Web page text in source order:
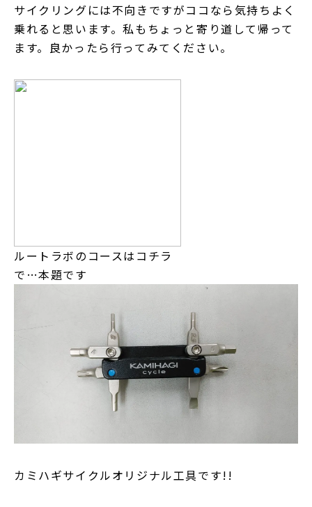
サイクリングには不向きですがココなら気持ちよく
乗れると思います。私もちょっと寄り道して帰って
ます。良かったら行ってみてください。
ルートラボのコースは コチラ
で…本題です
カミハギサイクルオリジナル工具です!!